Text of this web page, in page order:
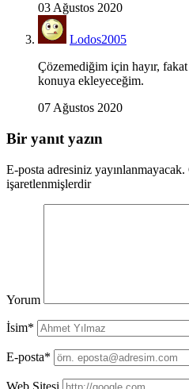
03 Ağustos 2020
Lodos2005
Çözemediğim için hayır,
konuya ekleyeceğim.
07 Ağustos 2020
Bir yanıt yazın
E-posta adresiniz yayınlanmayacak.
işaretlenmişlerdir
Yorum
İsim*
E-posta*
Web Sitesi